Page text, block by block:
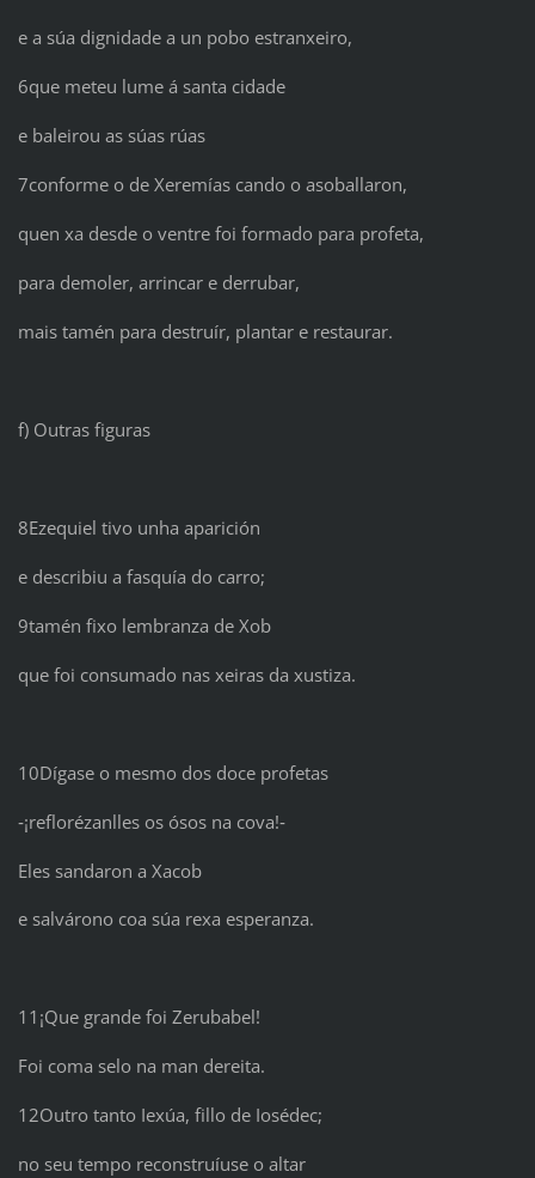
e a súa dignidade a un pobo estranxeiro,
6que meteu lume á santa cidade
e baleirou as súas rúas
7conforme o de Xeremías cando o asoballaron,
quen xa desde o ventre foi formado para profeta,
para demoler, arrincar e derrubar,
mais tamén para destruír, plantar e restaurar.
f) Outras figuras
8Ezequiel tivo unha aparición
e describiu a fasquía do carro;
9tamén fixo lembranza de Xob
que foi consumado nas xeiras da xustiza.
10Dígase o mesmo dos doce profetas
‑¡reflorézanlles os ósos na cova!‑
Eles sandaron a Xacob
e salvárono coa súa rexa esperanza.
11¡Que grande foi Zerubabel!
Foi coma selo na man dereita.
12Outro tanto Iexúa, fillo de Iosédec;
no seu tempo reconstruíuse o altar